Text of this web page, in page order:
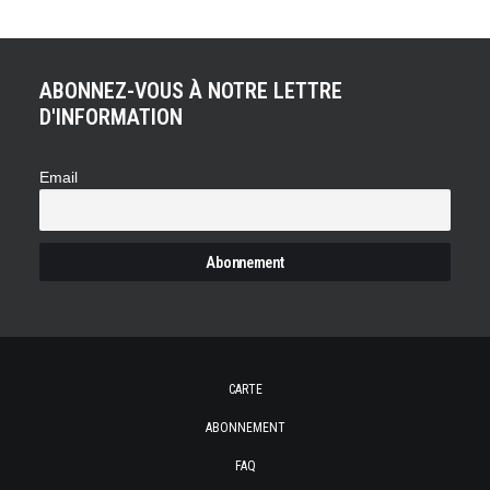
ABONNEZ-VOUS À NOTRE LETTRE
D'INFORMATION
Email
CARTE
ABONNEMENT
FAQ